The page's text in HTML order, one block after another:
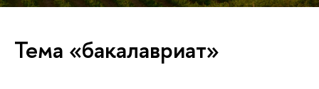
Тема «бакалавриат»